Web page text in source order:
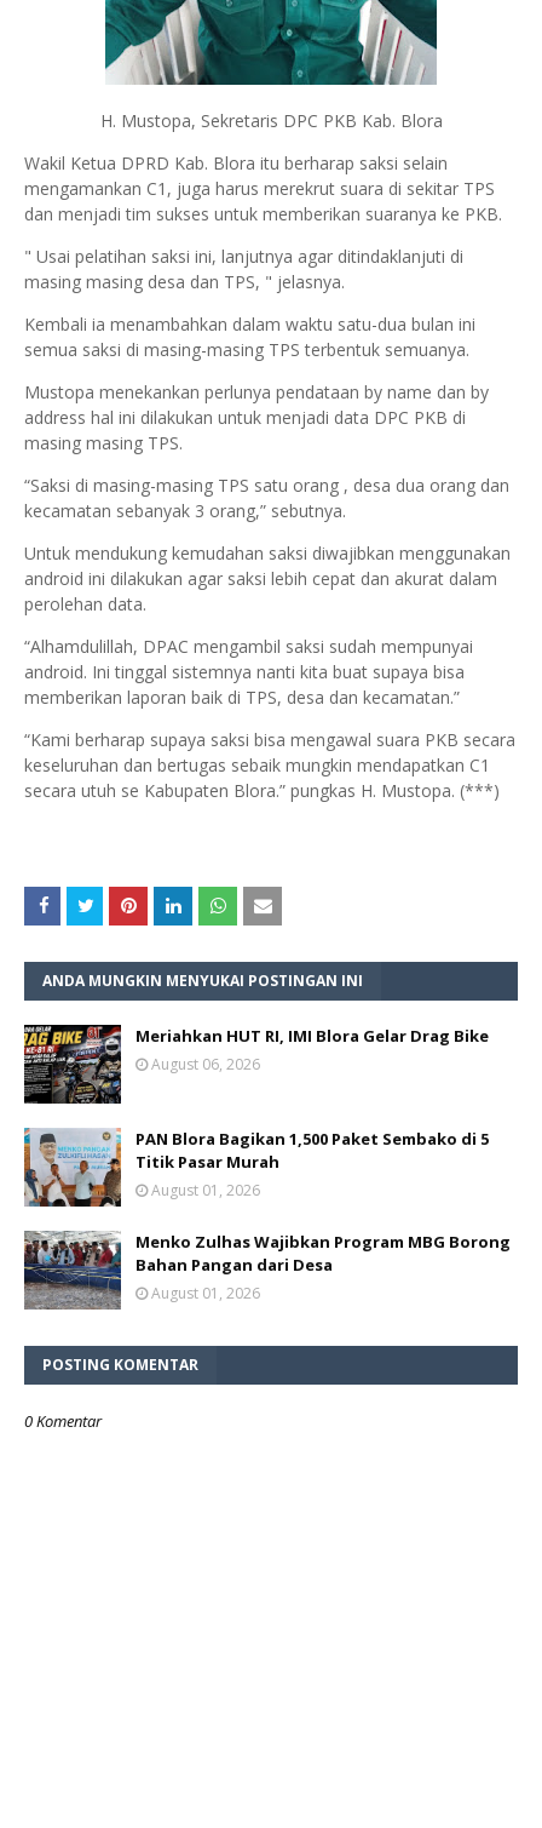
H. Mustopa, Sekretaris DPC PKB Kab. Blora
Wakil Ketua DPRD Kab. Blora itu berharap saksi selain
mengamankan C1, juga harus merekrut suara di sekitar TPS
dan menjadi tim sukses untuk memberikan suaranya ke PKB.
" Usai pelatihan saksi ini, lanjutnya agar ditindaklanjuti di
masing masing desa dan TPS, " jelasnya.
Kembali ia menambahkan dalam waktu satu-dua bulan ini
semua saksi di masing-masing TPS terbentuk semuanya.
Mustopa menekankan perlunya pendataan by name dan by
address hal ini dilakukan untuk menjadi data DPC PKB di
masing masing TPS.
“Saksi di masing-masing TPS satu orang , desa dua orang dan
kecamatan sebanyak 3 orang,” sebutnya.
Untuk mendukung kemudahan saksi diwajibkan menggunakan
android ini dilakukan agar saksi lebih cepat dan akurat dalam
perolehan data.
“Alhamdulillah, DPAC mengambil saksi sudah mempunyai
android. Ini tinggal sistemnya nanti kita buat supaya bisa
memberikan laporan baik di TPS, desa dan kecamatan.”
“Kami berharap supaya saksi bisa mengawal suara PKB secara
keseluruhan dan bertugas sebaik mungkin mendapatkan C1
secara utuh se Kabupaten Blora.” pungkas H. Mustopa. (***)
ANDA MUNGKIN MENYUKAI POSTINGAN INI
Meriahkan HUT RI, IMI Blora Gelar Drag Bike
August 06, 2026
PAN Blora Bagikan 1,500 Paket Sembako di 5
Titik Pasar Murah
August 01, 2026
Menko Zulhas Wajibkan Program MBG Borong
Bahan Pangan dari Desa
August 01, 2026
POSTING KOMENTAR
0 Komentar